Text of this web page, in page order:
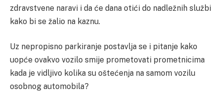
zdravstvene naravi i da će dana otići do nadležnih službi
kako bi se žalio na kaznu.
Uz nepropisno parkiranje postavlja se i pitanje kako
uopće ovakvo vozilo smije prometovati prometnicima
kada je vidljivo kolika su oštećenja na samom vozilu
osobnog automobila?